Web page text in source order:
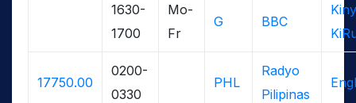
1630-
1700
Mo-
Fr
G BBC
17750.00
0200-
0330
PHL
Radyo
Pilipinas